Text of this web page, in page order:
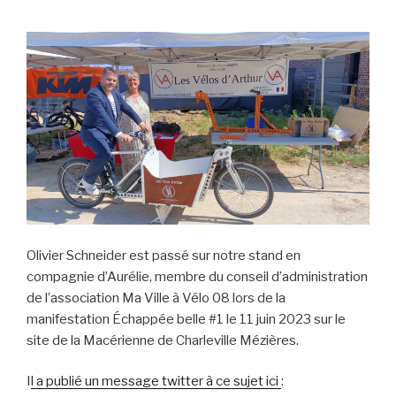
Olivier Schneider est passé sur notre stand en
compagnie d’Aurélie, membre du conseil d’administration
de l’association Ma Ville à Vélo 08 lors de la
manifestation Échappée belle #1 le 11 juin 2023 sur le
site de la Macérienne de Charleville Mézières.
l a publié un message twitter à ce sujet ici :